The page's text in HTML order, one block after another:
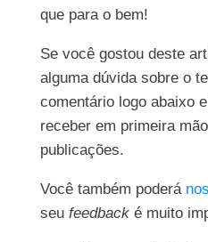
que para o bem!
Se você gostou deste
alguma dúvida sobre o
comentário logo abaixo
receber em primeira
publicações.
Você também poderá
seu feedbacké muito